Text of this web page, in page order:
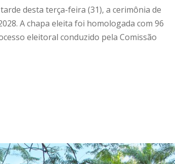
desta terça-feira (31), a cerimônia de
A chapa eleita foi homologada com 96
eleitoral conduzido pela Comissão